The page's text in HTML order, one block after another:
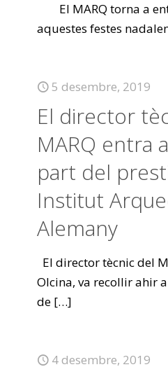
El MARQ torna a
aquestes festes
5 desembre, 2019
El director
MARQ entra
part del
Institut
Alemany
El director tècnic del
Olcina, va recollir ahir
de […]
4 desembre, 2019